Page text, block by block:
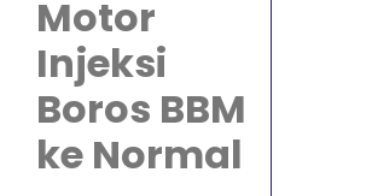
Motor
Injeksi
Boros BBM
ke Normal